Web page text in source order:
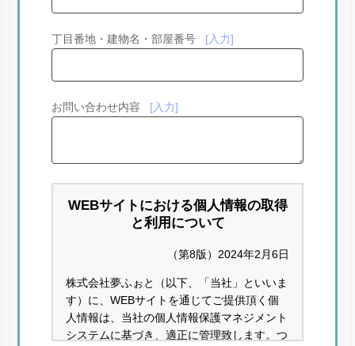
丁目番地・建物名・部屋番号 入力
お問い合わせ内容 入力
WEBサイトにおける個人情報の取得
と利用について
（第8版）2024年2月6日
株式会社夢ふぉと（以下、「当社」といいま
す）に、WEBサイトを通じてご提供頂く個
人情報は、当社の個人情報保護マネジメント
システムに基づき、適正に管理致します。つ